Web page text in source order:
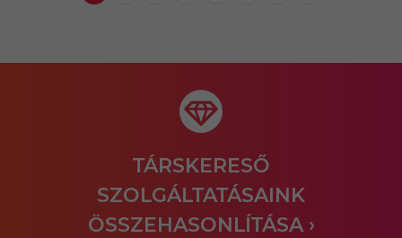
TÁRSKERESŐ
SZOLGÁLTATÁSAINK
ÖSSZEHASONLÍTÁSA ›